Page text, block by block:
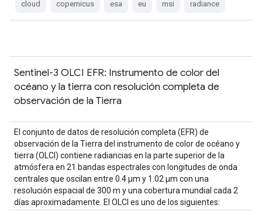
cloud copernicus esa eu msi radiance
Sentinel-3 OLCI EFR: Instrumento de color del
océano y la tierra con resolución completa de
observación de la Tierra
El conjunto de datos de resolución completa (EFR) de
observación de la Tierra del instrumento de color de océano y
tierra (OLCI) contiene radiancias en la parte superior de la
atmósfera en 21 bandas espectrales con longitudes de onda
centrales que oscilan entre 0.4 µm y 1.02 µm con una
resolución espacial de 300 m y una cobertura mundial cada 2
días aproximadamente. El OLCI es uno de los siguientes: